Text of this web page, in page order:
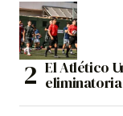
El Atlético